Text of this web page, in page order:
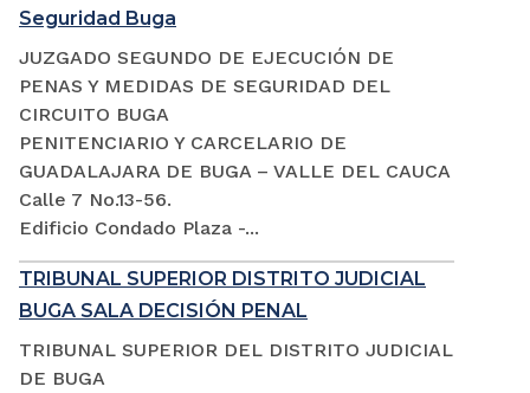
Seguridad Buga
JUZGADO SEGUNDO DE EJECUCIÓN DE
PENAS Y MEDIDAS DE SEGURIDAD DEL
CIRCUITO BUGA
PENITENCIARIO Y CARCELARIO DE
GUADALAJARA DE BUGA – VALLE DEL CAUCA
Calle 7 No.13-56.
Edificio Condado Plaza -...
TRIBUNAL SUPERIOR DISTRITO JUDICIAL
BUGA SALA DECISIÓN PENAL
TRIBUNAL SUPERIOR DEL DISTRITO JUDICIAL
DE BUGA